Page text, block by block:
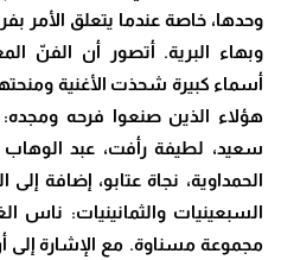
وحدها، خاصة عندما يتعلق الأمر
وبهاء البرية. أتصور أن الفنّ
أسماء كبيرة شحذت الأغنية ومنحتها
هؤلاء الذين صنعوا فرحه
سعيد، لطيفة رأفت، عبد الوهاب
الحمداوية، نجاة عتابو، إضافة
السبعينيات والثمانينيات: ناس
مجموعة مسناوة. مع الإشارة إلى